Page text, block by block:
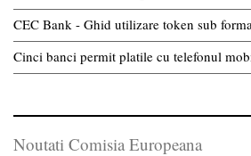
CEC Bank - Ghid utilizare token sub
Cinci banci permit platile cu telefonul
Noutati Comisia Europeana